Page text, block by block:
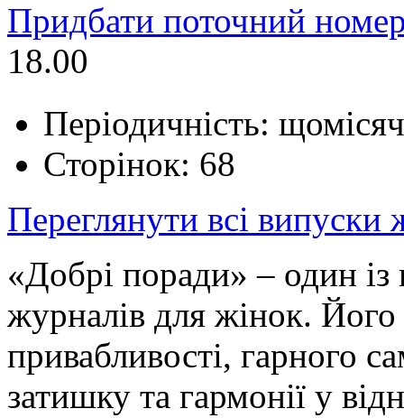
Придбати поточний
18.00
Періодичність:
Сторінок: 68
Переглянути всі випуски
«Добрі поради» – один
журналів для жінок. Його
привабливості, гарного
затишку та гармонії у